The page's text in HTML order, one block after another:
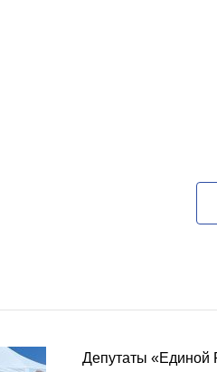
Депутаты «Единой